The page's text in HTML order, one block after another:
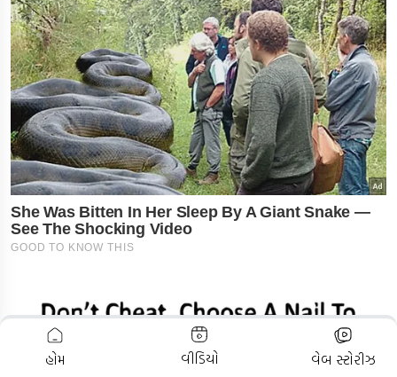
ADVERTISEMENT
હોમ વીડિયો વેબ સ્ટોરીઝ